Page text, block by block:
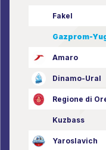
Fakel
Gazprom-
Amaro
Dinamo-Ural
Regione di
Kuzbass
Yaroslavich